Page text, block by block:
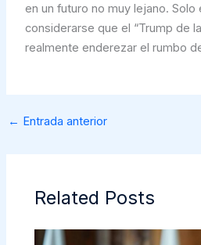
en un futuro no muy lejano.
considerarse que el “Trump de
realmente enderezar el rumbo
← Entrada anterior
Related Posts